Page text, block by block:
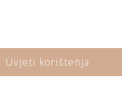
Uvjeti korištenja